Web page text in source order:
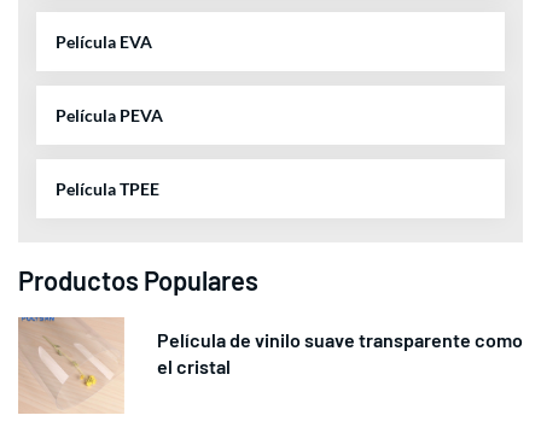
Película EVA
Película PEVA
Película TPEE
Productos Populares
Película de vinilo suave transparente como
el cristal